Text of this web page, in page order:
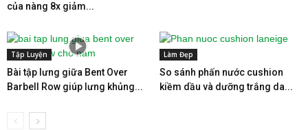
của nàng 8x giảm...
Tập Luyện
Bài tập lưng giữa Bent Over
Barbell Row giúp lưng khủng...
Làm Đẹp
So sánh phấn nước cushion
kiềm dầu và dưỡng trắng da...